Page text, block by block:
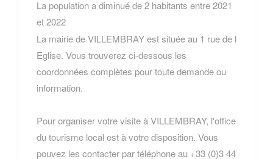
La population a diminué de 2 habitants entre 2021
et 2022
La mairie de VILLEMBRAY est située au 1 rue de l
Eglise. Vous trouverez ci-dessous les
coordonnées complètes pour toute demande ou
information.
Pour organiser votre visite à VILLEMBRAY, l'office
du tourisme local est à votre disposition. Vous
pouvez les contacter par téléphone au +33 (0)3 44